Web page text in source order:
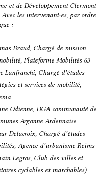
et de Développement Clermont
les intervenant·es, par ordre
:
Braud, Chargé de mission
Plateforme Mobilités 63
Lanfranchi, Chargé d’études
et services de mobilité,
Odienne, DGA communauté de
Argonne Ardennaise
Delacroix, Chargé d’études
Agence d’urbanisme Reims
Legros, Club des villes et
cyclables et marchables)